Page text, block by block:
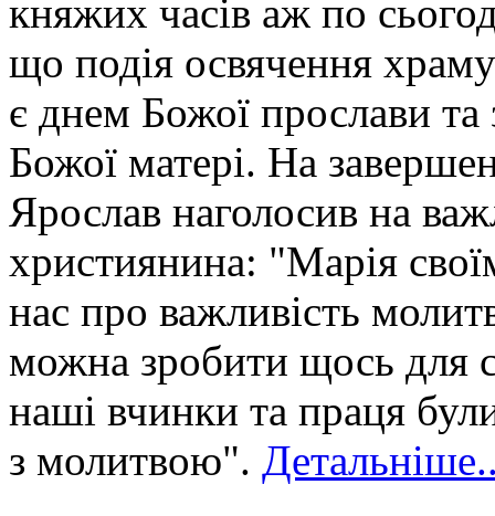
княжих часів аж по
що подія освячення
є днем Божої прослави та
Божої матері. На
Ярослав наголосив на
християнина: "Марія
нас про важливість
можна зробити щось для
наші вчинки та праця
з молитвою".